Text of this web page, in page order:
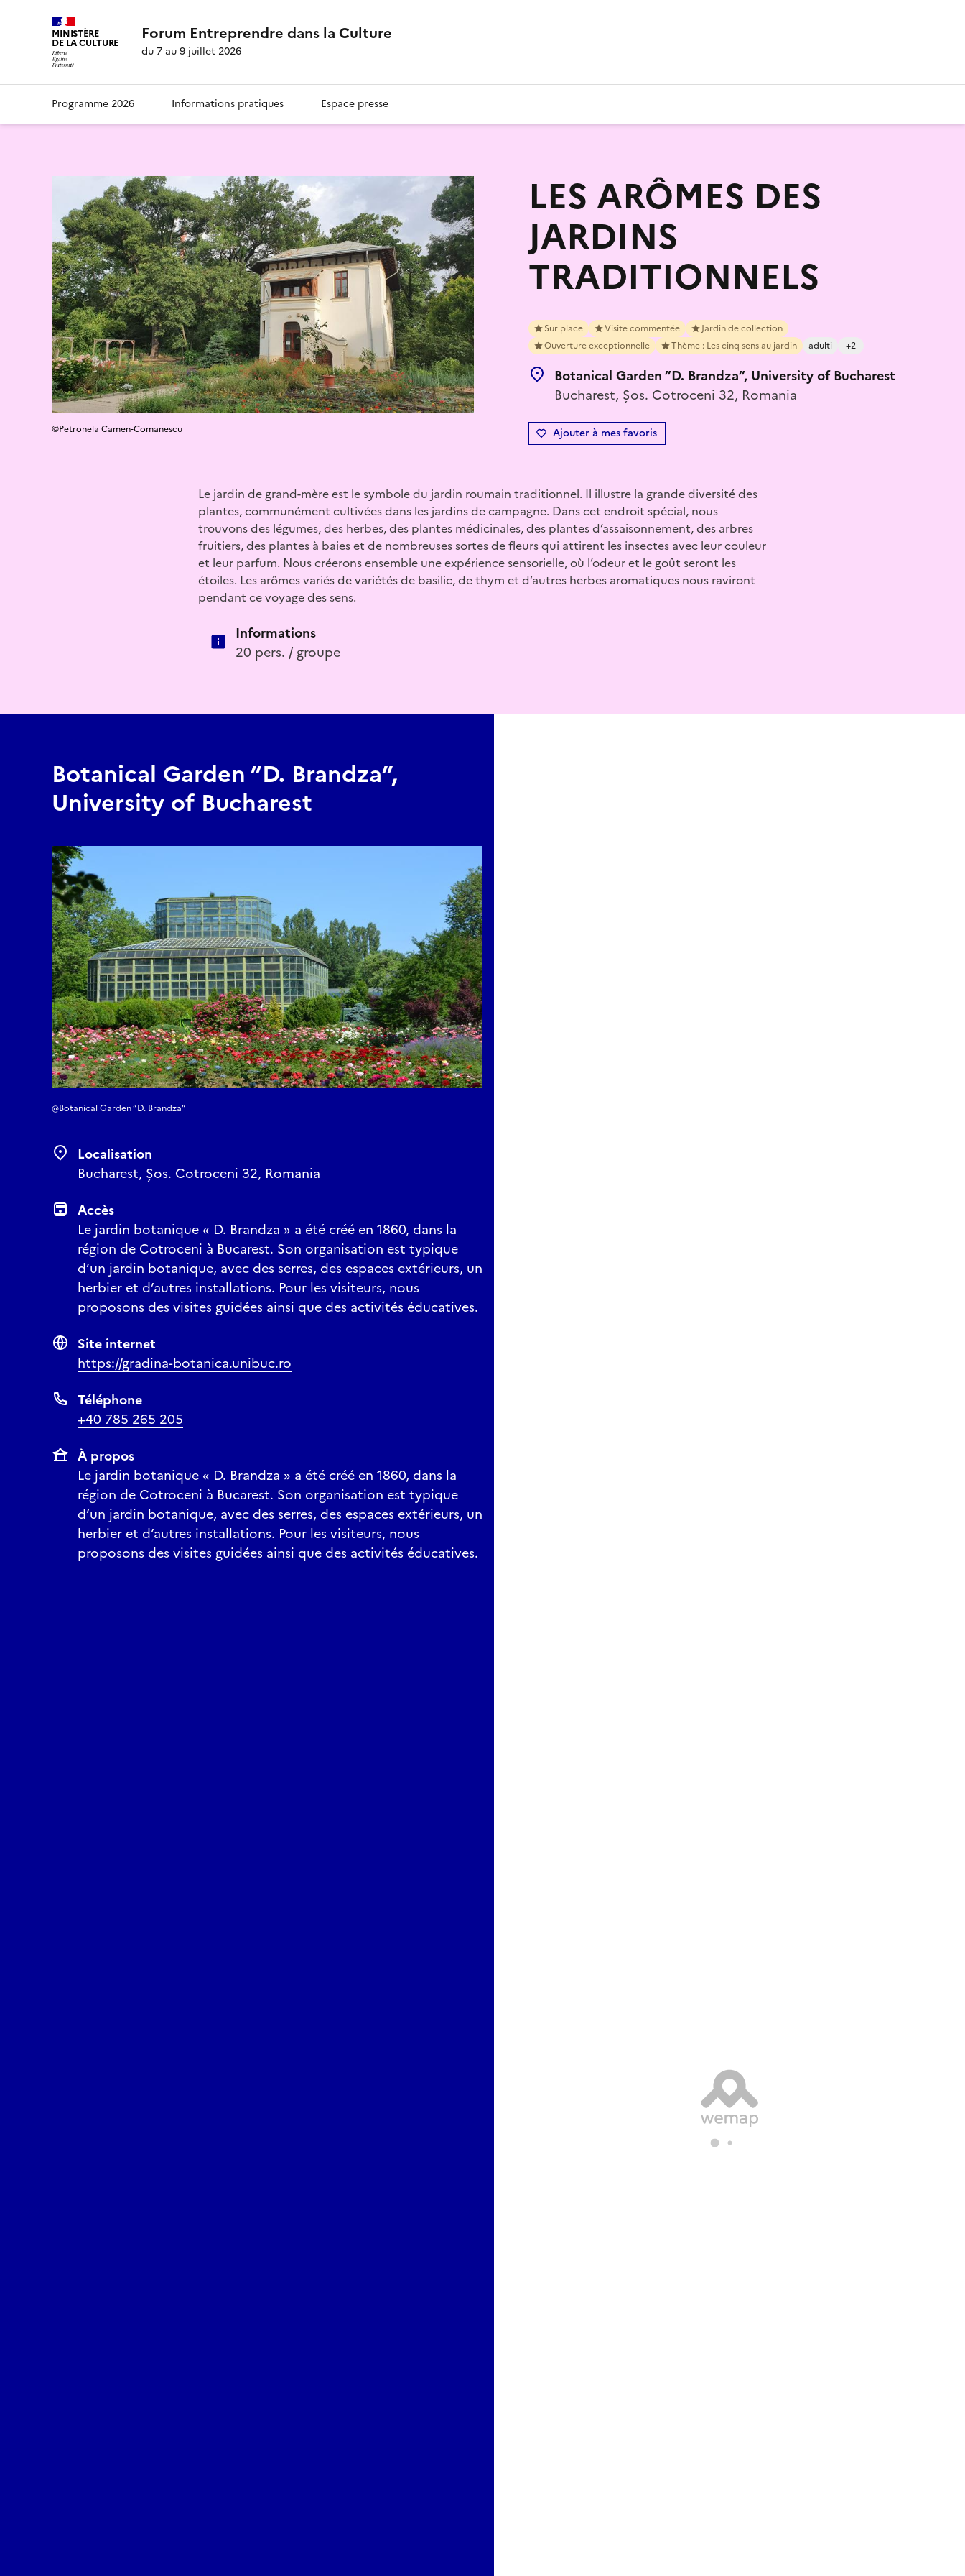
MINISTÈRE
DE LA CULTURE Forum Entreprendre dans la Culture
du 7 au 9 juillet 2026
Programme 2026 Informations pratiques Espace presse
LES ARÔMES DES
JARDINS
TRADITIONNELS
Sur place Visite commentée
Jardin de collection
Ouverture exceptionnelle
Thème : Les cinq sens au jardin adulti +2
Botanical Garden ”D. Brandza”, University of Bucharest
Bucharest, Șos. Cotroceni 32, Romania
Ajouter à mes favoris
©Petronela Camen-Comanescu
Le jardin de grand-mère est le symbole du jardin roumain traditionnel. Il illustre la grande diversité des
plantes, communément cultivées dans les jardins de campagne. Dans cet endroit spécial, nous
trouvons des légumes, des herbes, des plantes médicinales, des plantes d’assaisonnement, des arbres
fruitiers, des plantes à baies et de nombreuses sortes de fleurs qui attirent les insectes avec leur couleur
et leur parfum. Nous créerons ensemble une expérience sensorielle, où l’odeur et le goût seront les
étoiles. Les arômes variés de variétés de basilic, de thym et d’autres herbes aromatiques nous raviront
pendant ce voyage des sens.
Informations
20 pers. / groupe
Botanical Garden ”D. Brandza”,
University of Bucharest
@Botanical Garden ”D. Brandza”
Localisation
Bucharest, Șos. Cotroceni 32, Romania
Accès
Le jardin botanique « D. Brandza » a été créé en 1860, dans la
région de Cotroceni à Bucarest. Son organisation est typique
d’un jardin botanique, avec des serres, des espaces extérieurs, un
herbier et d’autres installations. Pour les visiteurs, nous
proposons des visites guidées ainsi que des activités éducatives.
Site internet
https://gradina-botanica.unibuc.ro
Téléphone
+40 785 265 205
À propos
Le jardin botanique « D. Brandza » a été créé en 1860, dans la
région de Cotroceni à Bucarest. Son organisation est typique
d’un jardin botanique, avec des serres, des espaces extérieurs, un
herbier et d’autres installations. Pour les visiteurs, nous
proposons des visites guidées ainsi que des activités éducatives.